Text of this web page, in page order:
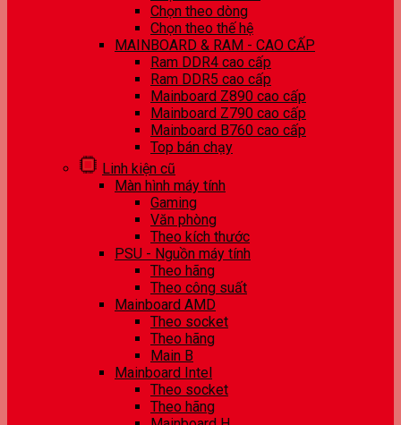
Chọn theo dòng
Chọn theo thế hệ
MAINBOARD & RAM - CAO CẤP
Ram DDR4 cao cấp
Ram DDR5 cao cấp
Mainboard Z890 cao cấp
Mainboard Z790 cao cấp
Mainboard B760 cao cấp
Top bán chạy
Linh kiện cũ
Màn hình máy tính
Gaming
Văn phòng
Theo kích thước
PSU - Nguồn máy tính
Theo hãng
Theo công suất
Mainboard AMD
Theo socket
Theo hãng
Main B
Mainboard Intel
Theo socket
Theo hãng